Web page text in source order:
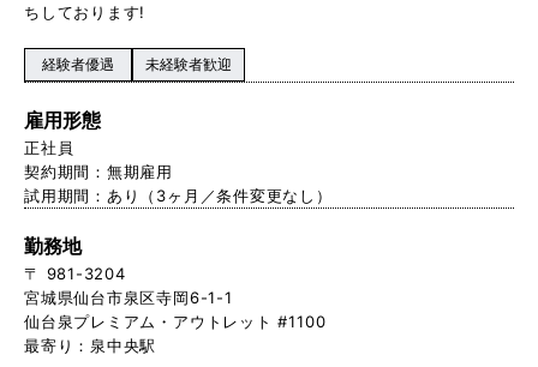
ちしております!
経験者優遇 未経験者歓迎
雇用形態
正社員
契約期間：無期雇用
試用期間：あり（3ヶ月／条件変更なし）
勤務地
〒 981-3204
宮城県仙台市泉区寺岡6-1-1
仙台泉プレミアム・アウトレット #1100
最寄り：泉中央駅